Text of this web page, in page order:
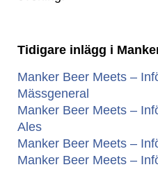
Tidigare inlägg i
Manker Beer Meets –
Mässgeneral
Manker Beer Meets –
Ales
Manker Beer Meets –
Manker Beer Meets –